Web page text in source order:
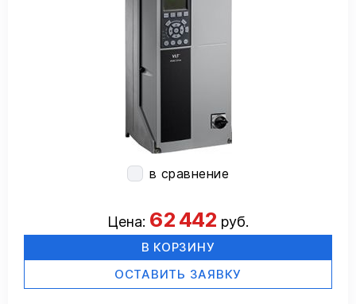
в сравнение
Цена: 62 442 руб.
В КОРЗИНУ
ОСТАВИТЬ ЗАЯВКУ